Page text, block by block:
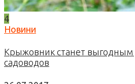
4
Новини
Крыжовник станет выгодным
садоводов